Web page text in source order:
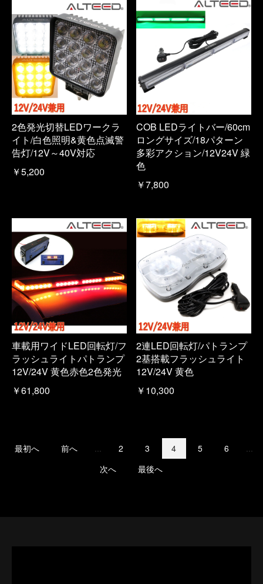
2色発光切替LEDワークラ
イト/白色照明&黄色点滅警
告灯/12V～40V対応
￥5,200
COB LEDライトバー/60cm
ロングサイズ/18パターン
多彩アクション/12V24V 緑
色
￥7,800
車載用ワイドLED回転灯/フ
ラッシュライトパトランプ
12V/24V 黄色赤色2色発光
￥61,800
2連LED回転灯/パトランプ
2基搭載フラッシュライト
12V/24V 黄色
￥10,300
最初へ 前へ 2 3 4 5 6
次へ
最後へ